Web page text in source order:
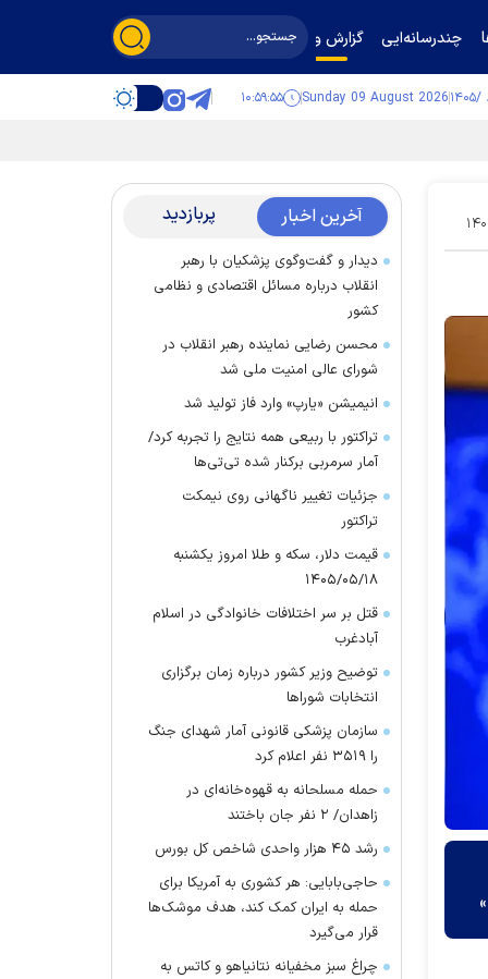
چندرسانه‌ایی گزارش و گفت‌وگو
Sunday 09 August 2026 ۱۰:۵۹:۵۶
۱۶ آخرین اخبار پربازدید
دیدار و گفت‌وگوی پزشکیان با رهبر
انقلاب درباره مسائل اقتصادی و نظامی
کشور
محسن رضایی نماینده رهبر انقلاب در
شورای عالی امنیت ملی شد
انیمیشن «یارپ» وارد فاز تولید شد
تراکتور با ربیعی همه نتایج را تجربه کرد/
آمار سرمربی برکنار شده تی‌تی‌ها
جزئیات تغییر ناگهانی روی نیمکت
تراکتور
قیمت دلار، سکه و طلا امروز یکشنبه
۱۴۰۵/۰۵/۱۸
قتل بر سر اختلافات خانوادگی در اسلام
آبادغرب
توضیح وزیر کشور درباره زمان برگزاری
انتخابات شورا‌ها
سازمان پزشکی قانونی آمار شهدای جنگ
را ۳۵۱۹ نفر اعلام کرد
حمله مسلحانه به قهوه‌خانه‌ای در
زاهدان/ ۲ نفر جان باختند
رشد ۴۵ هزار واحدی شاخص کل بورس
حاجی‌بابایی: هر کشوری به آمریکا برای
حمله به ایران کمک کند، هدف موشک‌ها
قرار می‌گیرد
چراغ سبز مخفیانه نتانیاهو و کاتس به